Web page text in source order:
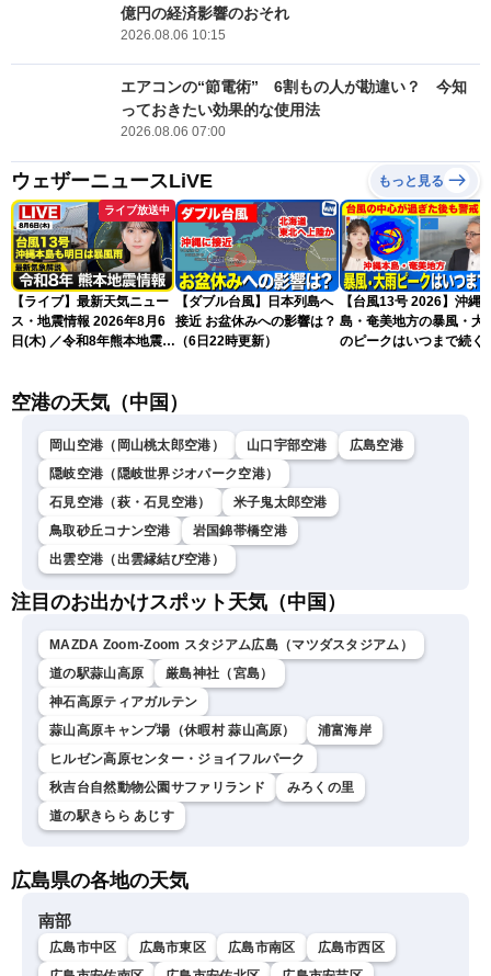
億円の経済影響のおそれ
2026.08.06 10:15
エアコンの“節電術” 6割もの人が勘違い？ 今知
っておきたい効果的な使用法
2026.08.06 07:00
ウェザーニュースLiVE もっと見る
ライブ放送中
【ライブ】最新天気ニュー
ス・地震情報 2026年8月6
日(木) ／令和8年熊本地震情
LiVEムーン・駒木結衣／本
【ダブル台風】日本列島へ
接近 お盆休みへの影響は？
（6日22時更新）
【台風13号 2026】沖縄
島・奄美地方の暴風・大
のピークはいつまで続く
空港の天気（中国）
岡山空港（岡山桃太郎空港） 山口宇部空港
広島空港
隠岐空港（隠岐世界ジオパーク空港）
石見空港（萩・石見空港）
米子鬼太郎空港
鳥取砂丘コナン空港
岩国錦帯橋空港
出雲空港（出雲縁結び空港）
注目のお出かけスポット天気（中国）
MAZDA Zoom-Zoom スタジアム広島（マツダスタジアム）
道の駅蒜山高原
厳島神社（宮島）
神石高原ティアガルテン
蒜山高原キャンプ場（休暇村 蒜山高原）
浦富海岸
ヒルゼン高原センター・ジョイフルパーク
秋吉台自然動物公園サファリランド
みろくの里
道の駅きらら あじす
広島県の各地の天気
南部
広島市中区 広島市東区 広島市南区
広島市西区